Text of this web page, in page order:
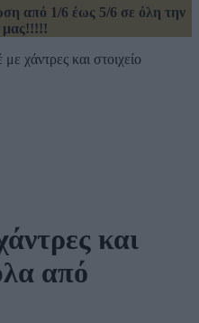
από 1/6 έως 5/6 σε όλη την
μας!!!!!
χάντρες και στοιχείο
και
από